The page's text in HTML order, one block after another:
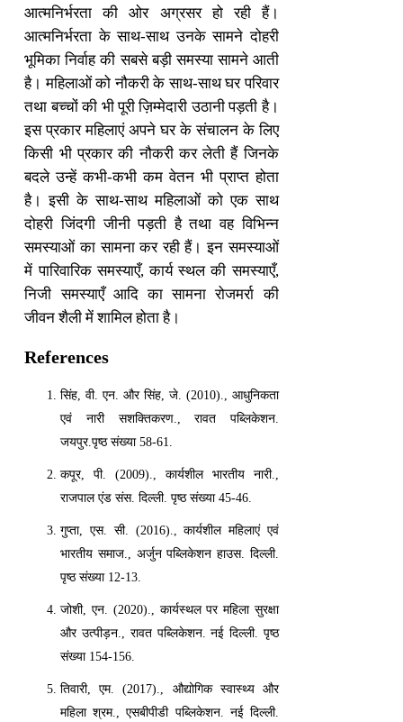
आत्मनिर्भरता की ओर अग्रसर हो रही हैं।
आत्मनिर्भरता के साथ-साथ उनके सामने दोहरी
भूमिका निर्वाह की सबसे बड़ी समस्या सामने आती
है। महिलाओं को नौकरी के साथ-साथ घर परिवार
तथा बच्चों की भी पूरी ज़िम्मेदारी उठानी पड़ती है।
इस प्रकार महिलाएं अपने घर के संचालन के लिए
किसी भी प्रकार की नौकरी कर लेती हैं जिनके
बदले उन्हें कभी-कभी कम वेतन भी प्राप्त होता
है। इसी के साथ-साथ महिलाओं को एक साथ
दोहरी जिंदगी जीनी पड़ती है तथा वह विभिन्न
समस्याओं का सामना कर रही हैं। इन समस्याओं
में पारिवारिक समस्याएँ, कार्य स्थल की समस्याएँ,
निजी समस्याएँ आदि का सामना रोजमर्रा की
जीवन शैली में शामिल होता है।
References
सिंह, वी. एन. और सिंह, जे. (2010)., आधुनिकता
एवं नारी सशक्तिकरण., रावत पब्लिकेशन.
जयपुर.पृष्ठ संख्या 58-61.
कपूर, पी. (2009)., कार्यशील भारतीय नारी.,
राजपाल एंड संस. दिल्ली. पृष्ठ संख्या 45-46.
गुप्ता, एस. सी. (2016)., कार्यशील महिलाएं एवं
भारतीय समाज., अर्जुन पब्लिकेशन हाउस. दिल्ली.
पृष्ठ संख्या 12-13.
जोशी, एन. (2020)., कार्यस्थल पर महिला सुरक्षा
और उत्पीड़न., रावत पब्लिकेशन. नई दिल्ली. पृष्ठ
संख्या 154-156.
तिवारी, एम. (2017)., औद्योगिक स्वास्थ्य और
महिला श्रम., एसबीपीडी पब्लिकेशन. नई दिल्ली.